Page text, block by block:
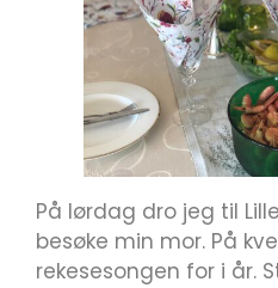
På lørdag dro jeg til
besøke min mor. På
rekesesongen for i år.